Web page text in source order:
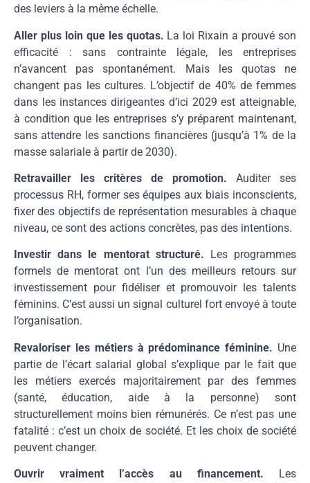
des leviers à la même échelle.
Aller plus loin que les quotas. La loi Rixain a prouvé son
efficacité : sans contrainte légale, les entreprises
n’avancent pas spontanément. Mais les quotas ne
changent pas les cultures. L’objectif de 40% de femmes
dans les instances dirigeantes d’ici 2029 est atteignable,
à condition que les entreprises s’y préparent maintenant,
sans attendre les sanctions financières (jusqu’à 1% de la
masse salariale à partir de 2030).
Retravailler les critères de promotion. Auditer ses
processus RH, former ses équipes aux biais inconscients,
fixer des objectifs de représentation mesurables à chaque
niveau, ce sont des actions concrètes, pas des intentions.
Investir dans le mentorat structuré. Les programmes
formels de mentorat ont l’un des meilleurs retours sur
investissement pour fidéliser et promouvoir les talents
féminins. C’est aussi un signal culturel fort envoyé à toute
l’organisation.
Revaloriser les métiers à prédominance féminine. Une
partie de l’écart salarial global s’explique par le fait que
les métiers exercés majoritairement par des femmes
(santé, éducation, aide à la personne) sont
structurellement moins bien rémunérés. Ce n’est pas une
fatalité : c’est un choix de société. Et les choix de société
peuvent changer.
Ouvrir vraiment l’accès au financement. Les